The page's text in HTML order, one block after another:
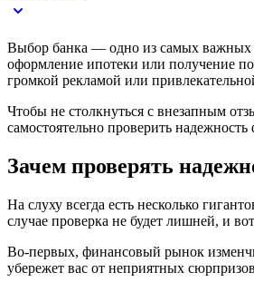
Выбор банка — одно из самых важных
оформление ипотеки или получение
громкой рекламой или
Чтобы не столкнуться с внезапным
самостоятельно проверить
Зачем проверять
На слуху всегда есть несколько
случае проверка не будет лишней, и
Во-первых, финансовый рынок
убережет вас от неприятных